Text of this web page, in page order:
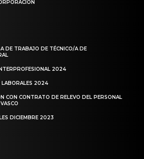
DE TRABAJO DE TÉCNICO/A DE
2024
LABORALES 2024
CON CONTRATO DE RELEVO DEL PERSONAL
DICIEMBRE 2023